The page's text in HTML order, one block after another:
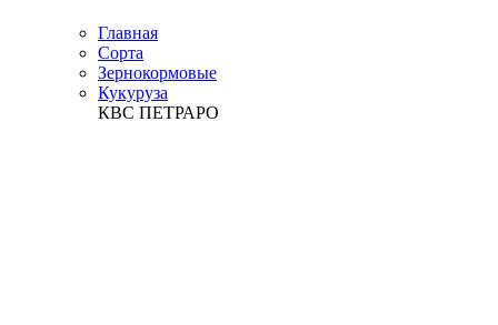
Главная
Сорта
Зернокормовые
Кукуруза
КВС ПЕТРАРО